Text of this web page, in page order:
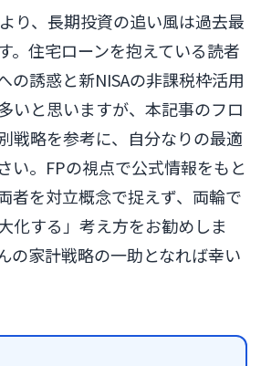
り、長期投資の追い風は過去最
。住宅ローンを抱えている読者
の誘惑と新NISAの非課税枠活用
いと思いますが、本記事のフロ
戦略を参考に、自分なりの最適
い。FPの視点で公式情報をもと
者を対立概念で捉えず、両輪で
化する」考え方をお勧めしま
の家計戦略の一助となれば幸い